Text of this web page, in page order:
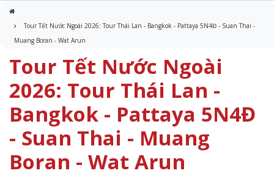
Tour Tết Nước Ngoài 2026: Tour Thái Lan - Bangkok - Pattaya 5N4Đ - Suan Thai -
Muang Boran - Wat Arun
Tour Tết Nước Ngoài
2026: Tour Thái Lan -
Bangkok - Pattaya 5N4Đ
- Suan Thai - Muang
Boran - Wat Arun